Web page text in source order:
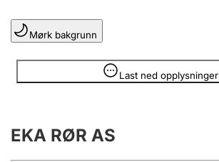
Lag og forening
Registrere, endre, slette
Mørk bakgrunn
Last ned opplysninger
Opplysninger er skjult
EKA RØR AS